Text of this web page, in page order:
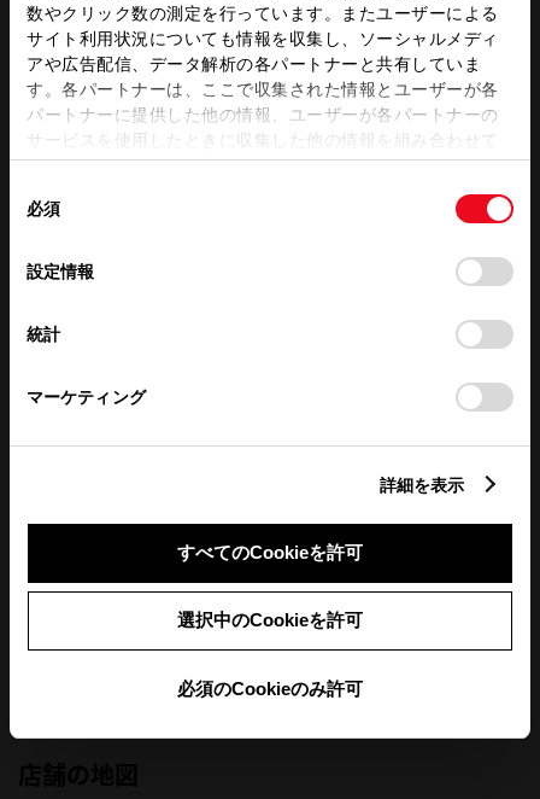
数やクリック数の測定を行っています。またユーザーによる
サイト利用状況についても情報を収集し、ソーシャルメディ
アや広告配信、データ解析の各パートナーと共有していま
す。各パートナーは、ここで収集された情報とユーザーが各
パートナーに提供した他の情報、ユーザーが各パートナーの
サービスを使用したときに収集した他の情報を組み合わせて
使用することがあります。当ウェブサイトの使用を続行する
デバイスにすべてのCookie(クッキー)が保存されることに同
意したことになります。Cookie(クッキー)のオプトアウト、
設定の変更、同意を撤回したりするにあたっては、当社の
「Cookie（クッキー）情報の取り扱いについて
」をご覧くだ
必須
設定情報
統計
マーケティング
詳細を表示
すべてのCookieを許可
選択中のCookieを許可
必須のCookieのみ許可
営業日カレンダー
前月 翌月